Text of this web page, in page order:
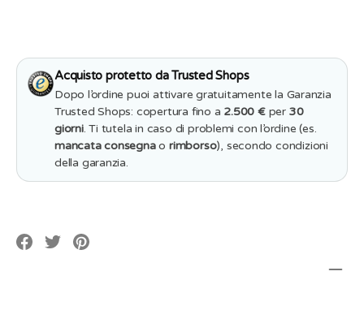
Acquisto protetto da Trusted Shops
Dopo l’ordine puoi attivare gratuitamente la Garanzia
Trusted Shops: copertura fino a 2.500 €per 30
giorni. Ti tutela in caso di problemi con l’ordine (es.
mancata consegnaorimborso), secondo condizioni
della garanzia.
TranslationTranslationTranslation